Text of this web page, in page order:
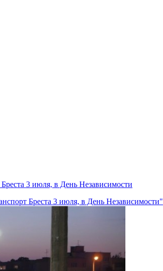
3 июля, в День Независимости
Бреста 3 июля, в День Независимости"